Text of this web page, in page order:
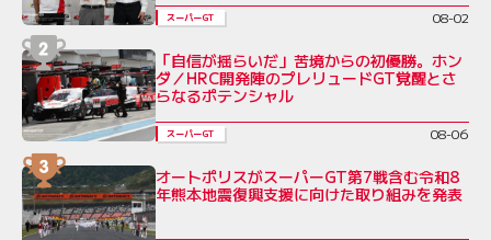
スーパーGT 08-02
「自信が揺らいだ」苦境からの初優勝。ホン
ダ／HRC開発陣のプレリュードGT覚醒とさ
らなるポテンシャル
スーパーGT 08-06
オートポリスがスーパーGT第7戦含む令和8
年熊本地震復興支援に向けた取り組みを発表